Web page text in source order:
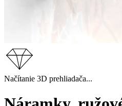
Načítanie 3D prehliadača...